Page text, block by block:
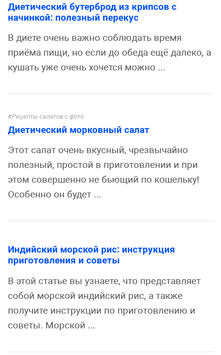
Диетический бутерброд из крипсов с
начинкой: полезный перекус
В диете очень важно соблюдать время
приёма пищи, но если до обеда ещё далеко, а
кушать уже очень хочется можно ...
Рецепты салатов с фото
Диетический морковный салат
Этот салат очень вкусный, чрезвычайно
полезный, простой в приготовлении и при
этом совершенно не бьющий по кошельку!
Особенно он будет ...
Индийский морской рис: инструкция
приготовления и советы
В этой статье вы узнаете, что представляет
собой морской индийский рис, а также
получите инструкции по приготовлению и
советы. Морской ...